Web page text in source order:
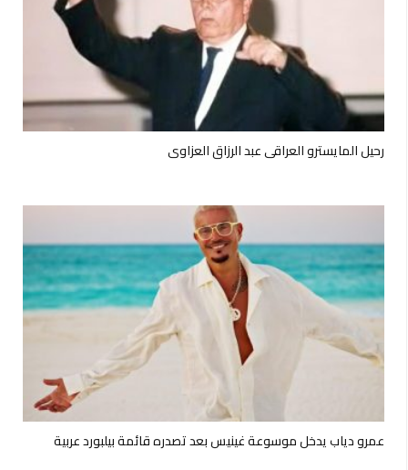
رحيل المايسترو العراقي عبد الرزاق العزاوي
عمرو دياب يدخل موسوعة غينيس بعد تصدره قائمة بيلبورد عربية